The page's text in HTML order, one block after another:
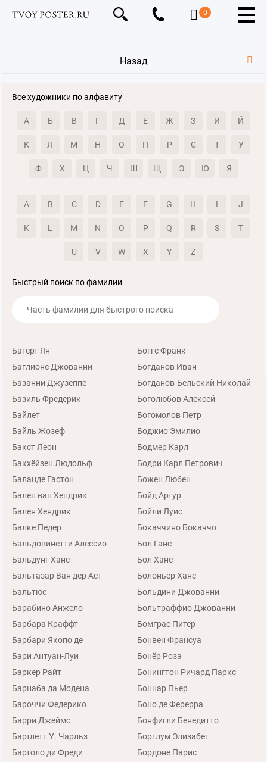
0
Назад
Все художники по алфавиту
А Б В Г Д Е Ж З И Й
К Л М Н О П Р С Т У
Ф Х Ц Ч Ш Щ Э Ю Я
A B C D E F G H I J
K L M N O P Q R S T
U V W X Y Z
Быстрый поиск по фамилии
Багерт Ян
Баглионе Джованни
Базанни Джузеппе
Базиль Фредерик
Байлет
Байль Жозеф
Бакст Леон
Бакхёйзен Людольф
Баланде Гастон
Бален ван Хендрик
Бален Хендрик
Балке Педер
Бальдовинетти Алессио
Бальдунг Ханс
Бальтазар Ван дер Аст
Бальтюс
Барабино Анжело
Барбара Краффт
Барбари Якопо де
Бари Антуан-Луи
Баркер Райт
Барнаба да Модена
Бароччи Федерико
Барри Джеймс
Бартлетт У. Чарльз
Бартоло ди Фреди
Боггс Франк
Богданов Иван
Богданов-Бельский Николай
Боголюбов Алексей
Богомолов Петр
Боджио Эмилио
Бодмер Карл
Бодри Карл Петрович
Божен Любен
Бойд Артур
Бойли Луис
Бокаччино Бокаччо
Бол Ганс
Бол Ханс
Болоньер Ханс
Больдини Джованни
Больтраффио Джованни
Бомграс Питер
Бонвен Франсуа
Бонёр Роза
Бонингтон Ричард Паркс
Боннар Пьер
Боно де Ферерра
Бонфигли Бенедитто
Борглум Элизабет
Бордоне Парис